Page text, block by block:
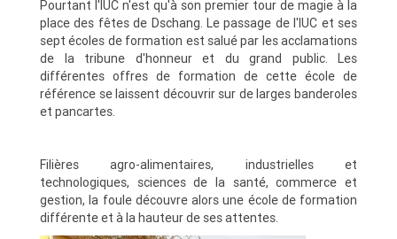
Pourtant l'IUC n'est qu'à son premier tour de magie à la
place des fêtes de Dschang. Le passage de l'IUC et ses
sept écoles de formation est salué par les acclamations
de la tribune d'honneur et du grand public. Les
différentes offres de formation de cette école de
référence se laissent découvrir sur de larges banderoles
et pancartes.
Filières agro-alimentaires, industrielles et
technologiques, sciences de la santé, commerce et
gestion, la foule découvre alors une école de formation
différente et à la hauteur de ses attentes.